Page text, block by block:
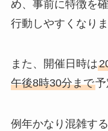
め、事前に特徴を
行動しやすくなりま
また、開催日時は
午後8時30分まで予
例年かなり混雑す